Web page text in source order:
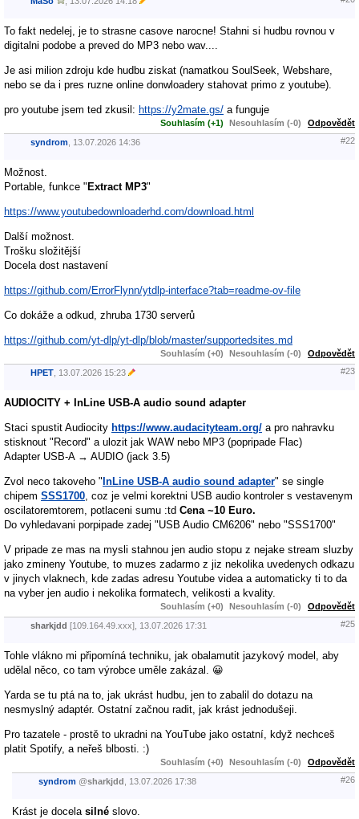
To fakt nedelej, je to strasne casove narocne! Stahni si hudbu rovnou v
digitalni podobe a preved do MP3 nebo wav....
Je asi milion zdroju kde hudbu ziskat (namatkou SoulSeek, Webshare,
nebo se da i pres ruzne online donwloadery stahovat primo z youtube).
pro youtube jsem ted zkusil: https://y2mate.gs/ a funguje
Souhlasím (+1) Nesouhlasím (-0) Odpovědět
syndrom 13.07.2026 14:36 #22
Možnost.
Portable, funkce "Extract MP3"
https://www.youtubedownloaderhd.com/download.html
Další možnost.
Trošku složitější
Docela dost nastavení
https://github.com/ErrorFlynn/ytdlp-interface?tab=readme-ov-file
Co dokáže a odkud, zhruba 1730 serverů
https://github.com/yt-dlp/yt-dlp/blob/master/supportedsites.md
Souhlasím (+0) Nesouhlasím (-0) Odpovědět
HPET 13.07.2026 15:23 #23
AUDIOCITY + InLine USB-A audio sound adapter
Staci spustit Audiocity https://www.audacityteam.org/ a pro nahravku
stisknout "Record" a ulozit jak WAW nebo MP3 (popripade Flac)
Adapter USB-A → AUDIO (jack 3.5)
Zvol neco takoveho "InLine USB-A audio sound adapter" se single
chipem SSS1700 , coz je velmi korektni USB audio kontroler s vestavenym
oscilatoremtorem, potlaceni sumu :td Cena ~10 Euro.
Do vyhledavani porpipade zadej "USB Audio CM6206" nebo "SSS1700"
V pripade ze mas na mysli stahnou jen audio stopu z nejake stream sluzby
jako zmineny Youtube, to muzes zadarmo z jiz nekolika uvedenych odkazu
v jinych vlaknech, kde zadas adresu Youtube videa a automaticky ti to da
na vyber jen audio i nekolika formatech, velikosti a kvality.
Souhlasím (+0) Nesouhlasím (-0) Odpovědět
sharkjdd [109.164.49.xxx], 13.07.2026 17:31 #25
Tohle vlákno mi připomíná techniku, jak obalamutit jazykový model, aby
udělal něco, co tam výrobce uměle zakázal. 😀
Yarda se tu ptá na to, jak ukrást hudbu, jen to zabalil do dotazu na
nesmyslný adaptér. Ostatní začnou radit, jak krást jednodušeji.
Pro tazatele - prostě to ukradni na YouTube jako ostatní, když nechceš
platit Spotify, a neřeš blbosti. :)
Souhlasím (+0) Nesouhlasím (-0) Odpovědět
syndrom @sharkjdd 13.07.2026 17:38 #26
Krást je docela silné slovo.